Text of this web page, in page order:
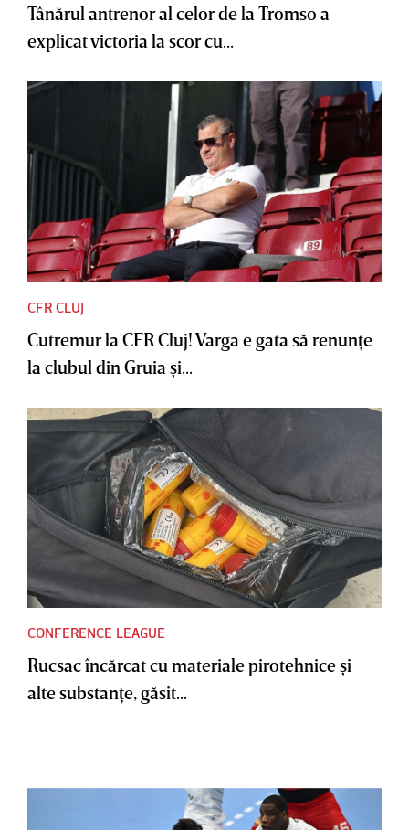
Tânărul antrenor al celor de la Tromso a
explicat victoria la scor cu...
CFR CLUJ
Cutremur la CFR Cluj! Varga e gata să renunţe
la clubul din Gruia şi...
CONFERENCE LEAGUE
Rucsac încărcat cu materiale pirotehnice şi
alte substanţe, găsit...